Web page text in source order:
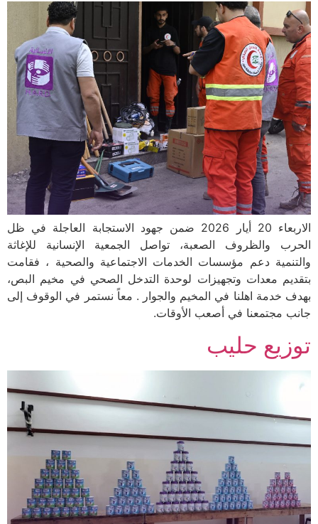
الاربعاء 20 أيار 2026 ضمن جهود الاستجابة العاجلة في ظل
الحرب والظروف الصعبة، تواصل الجمعية الإنسانية للإغاثة
والتنمية دعم مؤسسات الخدمات الاجتماعية والصحية ، فقامت
بتقديم معدات وتجهيزات لوحدة التدخل الصحي في مخيم البص،
بهدف خدمة اهلنا في المخيم والجوار . معاً نستمر في الوقوف إلى
جانب مجتمعنا في أصعب الأوقات.
توزيع حليب